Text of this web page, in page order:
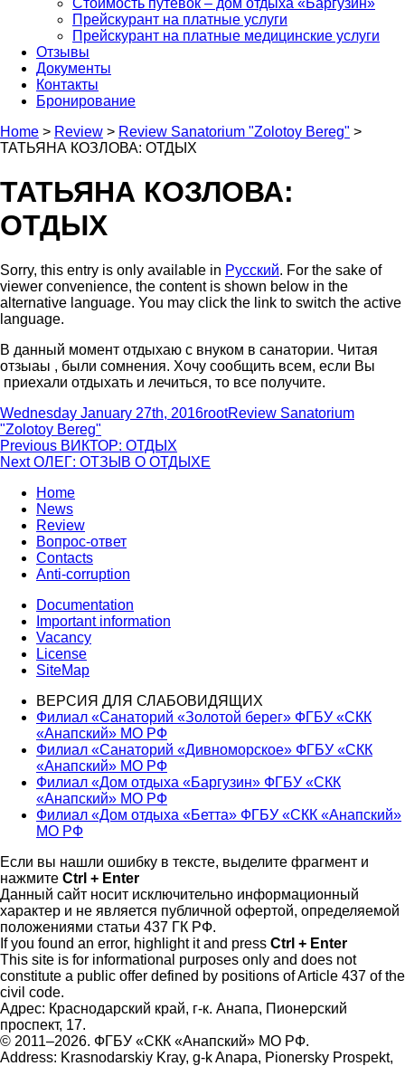
Прейскурант на платные услуги
Прейскурант на платные медицинские услуги
Отзывы
Документы
Контакты
Бронирование
Home > Review > Review Sanatorium "Zolotoy Bereg" >
ТАТЬЯНА КОЗЛОВА: ОТДЫХ
ТАТЬЯНА КОЗЛОВА:
ОТДЫХ
Sorry, this entry is only available in Русский. For the sake of
viewer convenience, the content is shown below in the
alternative language. You may click the link to switch the active
language.
В данный момент отдыхаю с внуком в санатории. Читая
отзыаы , были сомнения. Хочу сообщить всем, если Вы
приехали отдыхать и лечиться, то все получите.
Posted
on
Wednesday January 27th, 2016Author
rootCategories
Review Sanatorium
"Zolotoy Bereg"
Post
navigation
Previous Previous
post:
ВИКТОР: ОТДЫХ
Next Next
ОЛЕГ: ОТЗЫВ О ОТДЫХЕ
Home
News
Review
Вопрос-ответ
Contacts
Anti-corruption
Documentation
Important information
Vacancy
License
SiteMap
ВЕРСИЯ ДЛЯ СЛАБОВИДЯЩИХ
Филиал «Санаторий «Золотой берег» ФГБУ «СКК
«Анапский» МО РФ
Филиал «Санаторий «Дивноморское» ФГБУ «СКК
«Анапский» МО РФ
Филиал «Дом отдыха «Баргузин» ФГБУ «СКК
«Анапский» МО РФ
Филиал «Дом отдыха «Бетта» ФГБУ «СКК «Анапский»
МО РФ
Если вы нашли ошибку в тексте, выделите фрагмент и
нажмите Ctrl + Enter
Данный сайт носит исключительно информационный
характер и не является публичной офертой, определяемой
положениями статьи 437 ГК РФ.
If you found an error, highlight it and press Ctrl + Enter
This site is for informational purposes only and does not
constitute a public offer defined by positions of Article 437 of the
civil code.
Адрес: Краснодарский край, г-к. Анапа, Пионерский
проспект, 17.
© 2011–2026. ФГБУ «СКК «Анапский» МО РФ.
Address: Krasnodarskiy Kray, g-k Anapa, Pionersky Prospekt,